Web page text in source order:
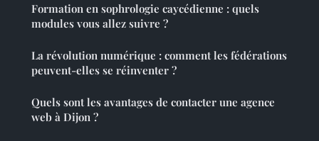
Formation en sophrologie caycédienne : quels
modules vous allez suivre ?
La révolution numérique : comment les fédérations
peuvent-elles se réinventer ?
Quels sont les avantages de contacter une agence
web à Dijon ?